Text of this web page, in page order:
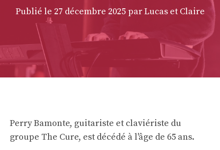
Publié le 27 décembre 2025 par Lucas et Claire
Perry Bamonte, guitariste et claviériste du
groupe The Cure, est décédé à l'âge de 65 ans.